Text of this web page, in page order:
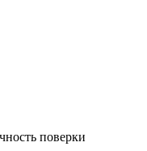
поверки